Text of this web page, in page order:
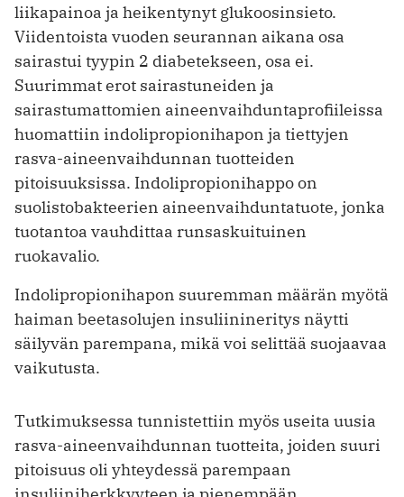
liikapainoa ja heikentynyt glukoosinsieto.
Viidentoista vuoden seurannan aikana osa
sairastui tyypin 2 diabetekseen, osa ei.
Suurimmat erot sairastuneiden ja
sairastumattomien aineenvaihduntaprofiileissa
huomattiin indolipropionihapon ja tiettyjen
rasva-aineenvaihdunnan tuotteiden
pitoisuuksissa. Indolipropionihappo on
suolistobakteerien aineenvaihduntatuote, jonka
tuotantoa vauhdittaa runsaskuituinen
ruokavalio.
Indolipropionihapon suuremman määrän myötä
haiman beetasolujen insuliinineritys näytti
säilyvän parempana, mikä voi selittää suojaavaa
vaikutusta.
Tutkimuksessa tunnistettiin myös useita uusia
rasva-aineenvaihdunnan tuotteita, joiden suuri
pitoisuus oli yhteydessä parempaan